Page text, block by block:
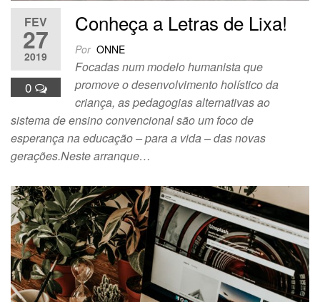
FEV
27
2019
0
Conheça a Letras de Lixa!
Por ONNE
Focadas num modelo humanista que
promove o desenvolvimento holístico da
criança, as pedagogias alternativas ao
sistema de ensino convencional são um foco de
esperança na educação – para a vida – das novas
gerações.Neste arranque…